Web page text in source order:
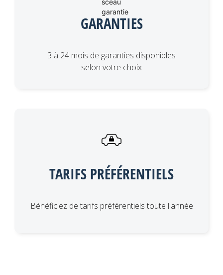
GARANTIES
3 à 24 mois de garanties disponibles
selon votre choix
TARIFS PRÉFÉRENTIELS
Bénéficiez de tarifs préférentiels toute l'année